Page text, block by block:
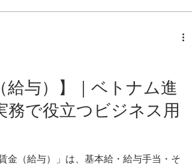
重要な基礎資料となります。実務上は、
給与）】｜ベトナム進
務で役立つビジネス用
金（給与）」は、基本給・給与手当・そ